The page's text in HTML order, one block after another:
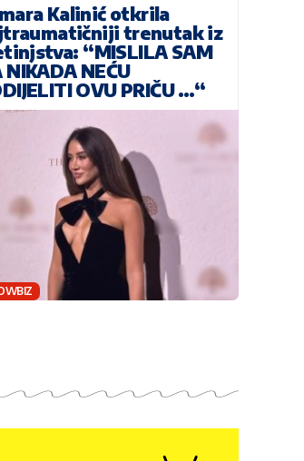
Kalinić otkrila
trenutak iz
“MISLILA SAM
NIKADA NEĆU
OVU PRIČU …“